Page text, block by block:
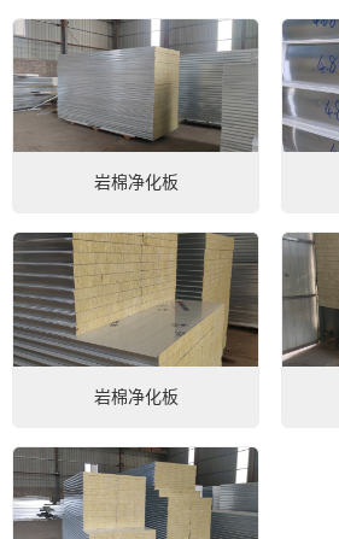
岩棉净化板
岩棉净化板
微信号：
点击复制微信号